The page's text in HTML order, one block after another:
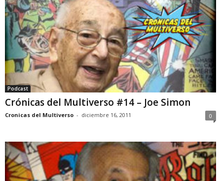
Podcast
Crónicas del Multiverso #14 – Joe Simon
Cronicas del Multiverso - diciembre 16, 2011 0